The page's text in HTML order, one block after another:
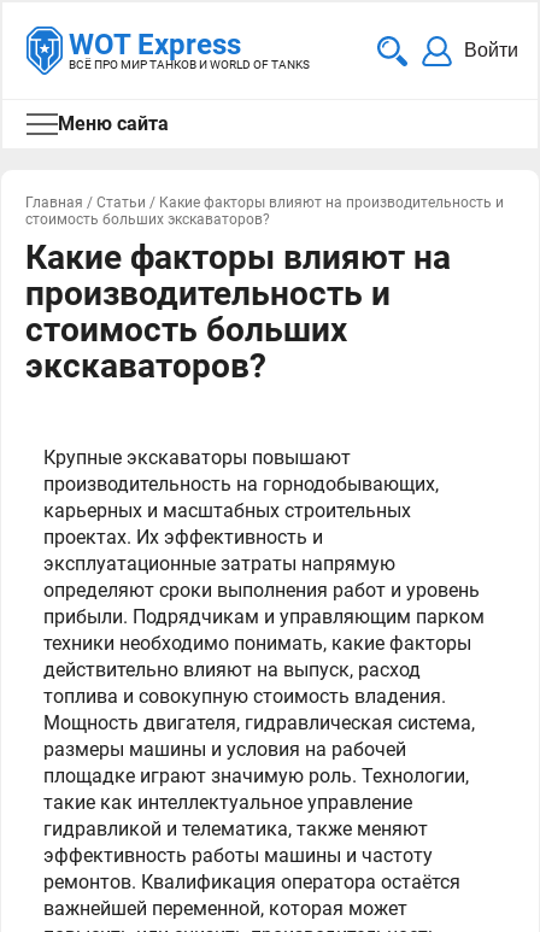
WOT Express
ВСЁ ПРО МИР ТАНКОВ И WORLD OF TANKS
Войти
Меню сайта
Главная / Статьи / Какие факторы влияют на производительность и
стоимость больших экскаваторов?
Какие факторы влияют на
производительность и
стоимость больших
экскаваторов?
Крупные экскаваторы повышают
производительность на горнодобывающих,
карьерных и масштабных строительных
проектах. Их эффективность и
эксплуатационные затраты напрямую
определяют сроки выполнения работ и уровень
прибыли. Подрядчикам и управляющим парком
техники необходимо понимать, какие факторы
действительно влияют на выпуск, расход
топлива и совокупную стоимость владения.
Мощность двигателя, гидравлическая система,
размеры машины и условия на рабочей
площадке играют значимую роль. Технологии,
такие как интеллектуальное управление
гидравликой и телематика, также меняют
эффективность работы машины и частоту
ремонтов. Квалификация оператора остаётся
важнейшей переменной, которая может